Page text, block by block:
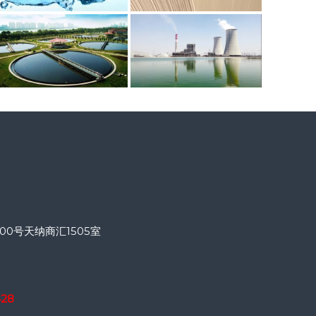
号天纳商汇1505室